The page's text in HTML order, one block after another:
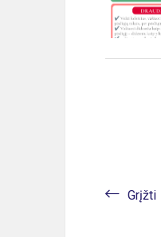
Grįžti